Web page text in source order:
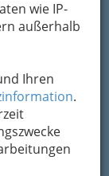
wie IP-
außerhalb
Ihren
.
und